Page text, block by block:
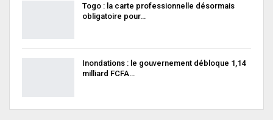
Togo : la carte professionnelle désormais
obligatoire pour…
Inondations : le gouvernement débloque 1,14
milliard FCFA…